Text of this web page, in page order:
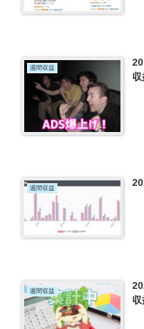
週間収益
週間収益
週間収益